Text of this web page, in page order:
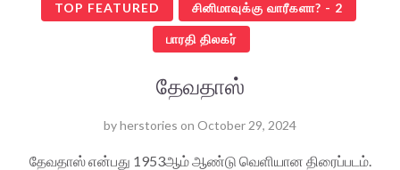
TOP FEATURED சினிமாவுக்கு வாரீகளா? - 2
பாரதி திலகர்
தேவதாஸ்
byherstories on October 29, 2024
தேவதாஸ் என்பது 1953ஆம் ஆண்டு வெளியான திரைப்படம்.